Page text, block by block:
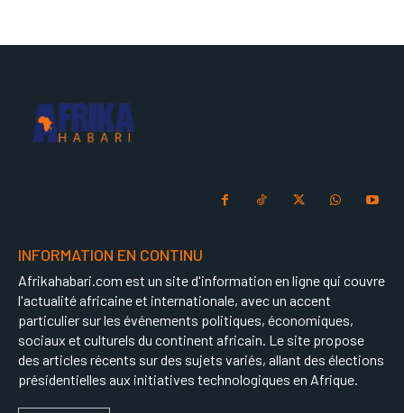
INFORMATION EN CONTINU
Afrikahabari.com est un site d'information en ligne qui couvre
l'actualité africaine et internationale, avec un accent
particulier sur les événements politiques, économiques,
sociaux et culturels du continent africain. Le site propose
des articles récents sur des sujets variés, allant des élections
présidentielles aux initiatives technologiques en Afrique.